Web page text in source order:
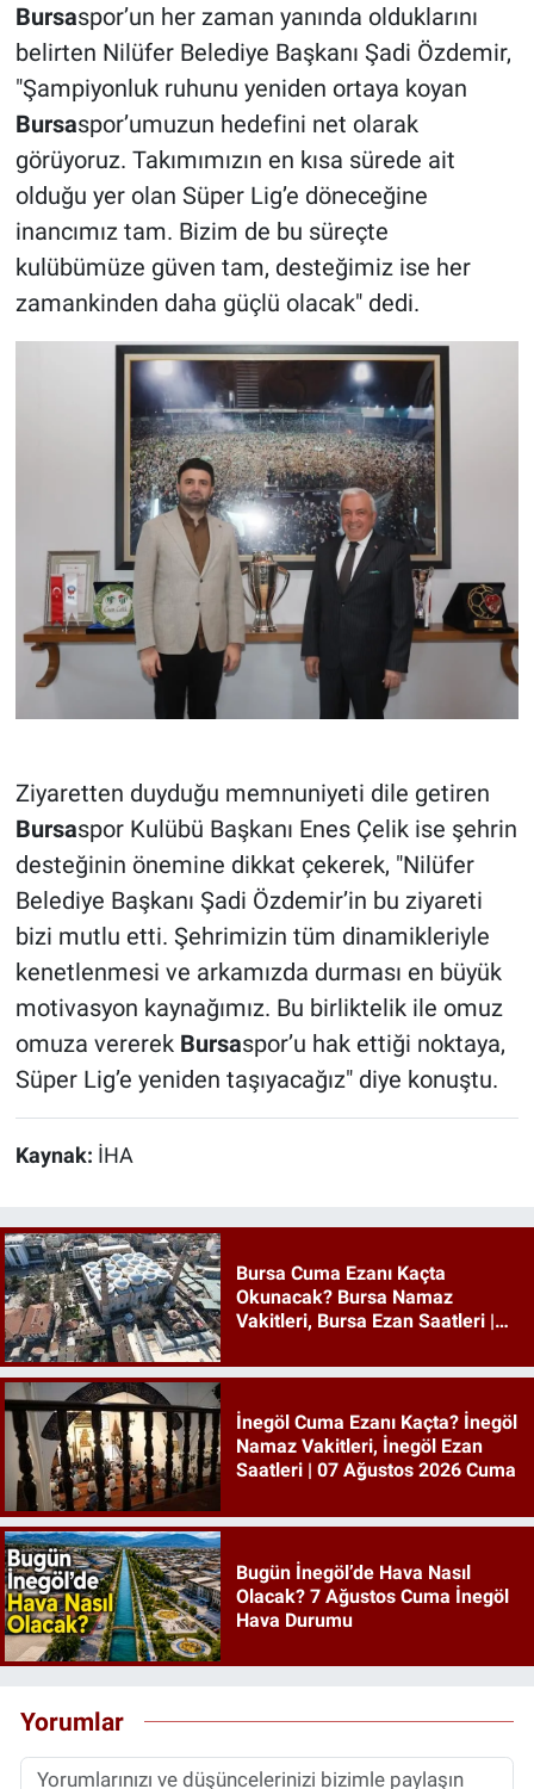
Bursaspor’un her zaman yanında olduklarını
belirten Nilüfer Belediye Başkanı Şadi Özdemir,
"Şampiyonluk ruhunu yeniden ortaya koyan
Bursaspor’umuzun hedefini net olarak
görüyoruz. Takımımızın en kısa sürede ait
olduğu yer olan Süper Lig’e döneceğine
inancımız tam. Bizim de bu süreçte
kulübümüze güven tam, desteğimiz ise her
zamankinden daha güçlü olacak" dedi.
Ziyaretten duyduğu memnuniyeti dile getiren
Bursaspor Kulübü Başkanı Enes Çelik ise şehrin
desteğinin önemine dikkat çekerek, "Nilüfer
Belediye Başkanı Şadi Özdemir’in bu ziyareti
bizi mutlu etti. Şehrimizin tüm dinamikleriyle
kenetlenmesi ve arkamızda durması en büyük
motivasyon kaynağımız. Bu birliktelik ile omuz
omuza vererek Bursaspor’u hak ettiği noktaya,
Süper Lig’e yeniden taşıyacağız" diye konuştu.
Kaynak: İHA
Bursa Cuma Ezanı Kaçta
Okunacak? Bursa Namaz
Vakitleri, Bursa Ezan Saatleri |
İnegöl Cuma Ezanı Kaçta? İnegöl
Namaz Vakitleri, İnegöl Ezan
Saatleri | 07 Ağustos 2026 Cuma
Bugün İnegöl’de Hava Nasıl
Olacak? 7 Ağustos Cuma İnegöl
Hava Durumu
Yorumlar